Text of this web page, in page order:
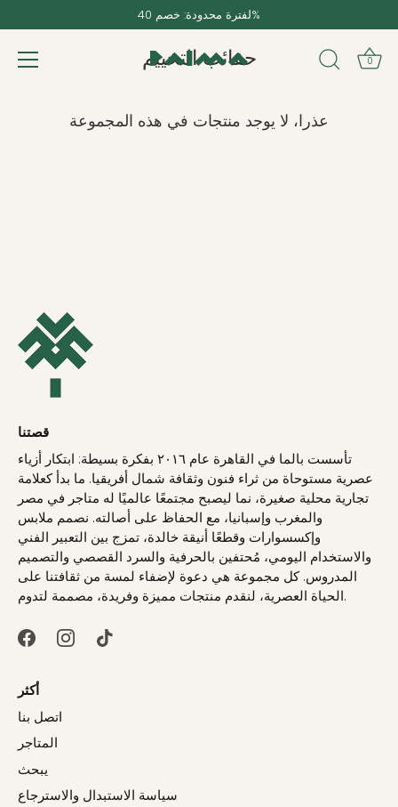
الى
المحتوى
لفترة محدودة: خصم 40%
0 حقائب التخييم
عذرا، لا يوجد منتجات في هذه المجموعة
قصتنا
تأسست بالما في القاهرة عام ٢٠١٦ بفكرة بسيطة: ابتكار أزياء
عصرية مستوحاة من ثراء فنون وثقافة شمال أفريقيا. ما بدأ كعلامة
تجارية محلية صغيرة، نما ليصبح مجتمعًا عالميًا له متاجر في مصر
والمغرب وإسبانيا، مع الحفاظ على أصالته. نصمم ملابس
وإكسسوارات وقطعًا أنيقة خالدة، تمزج بين التعبير الفني
والاستخدام اليومي، مُحتفين بالحرفية والسرد القصصي والتصميم
المدروس. كل مجموعة هي دعوة لإضفاء لمسة من ثقافتنا على
الحياة العصرية، لنقدم منتجات مميزة وفريدة، مصممة لتدوم.
أكثر
اتصل بنا
المتاجر
يبحث
سياسة الاستبدال والاسترجاع